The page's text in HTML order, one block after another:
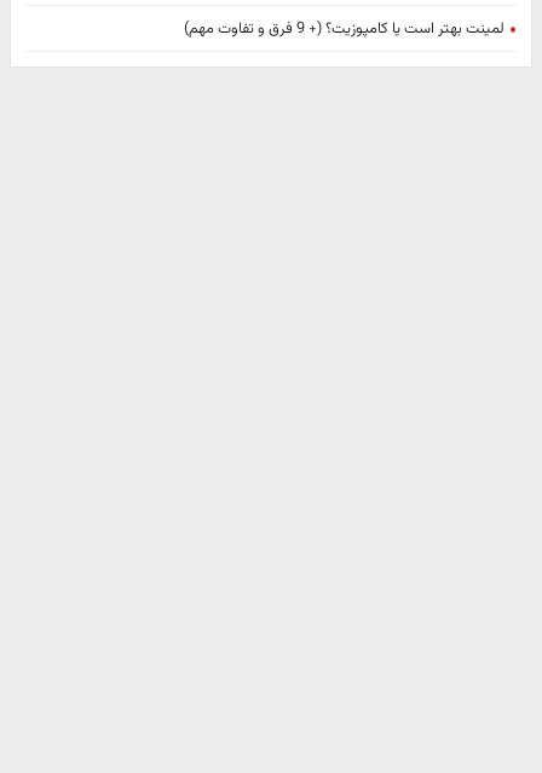
لمینت بهتر است یا کامپوزیت؟ (+ 9 فرق و تفاوت مهم)